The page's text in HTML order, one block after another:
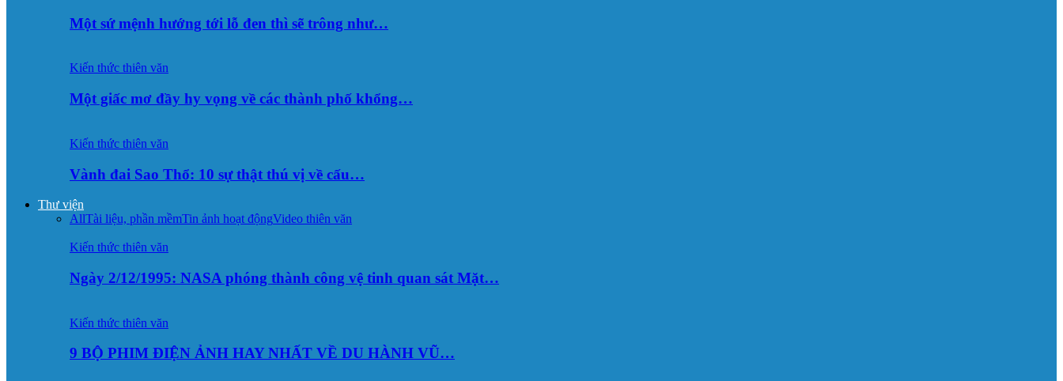
Một sứ mệnh hướng tới lỗ đen thì sẽ trông như…
Kiến thức thiên văn
Một giấc mơ đầy hy vọng về các thành phố khổng…
Kiến thức thiên văn
Vành đai Sao Thổ: 10 sự thật thú vị về cấu…
Thư viện
AllTài liệu, phần mềmTin ảnh hoạt độngVideo thiên văn
Kiến thức thiên văn
Ngày 2/12/1995: NASA phóng thành công vệ tinh quan sát Mặt…
Kiến thức thiên văn
9 BỘ PHIM ĐIỆN ẢNH HAY NHẤT VỀ DU HÀNH VŨ…